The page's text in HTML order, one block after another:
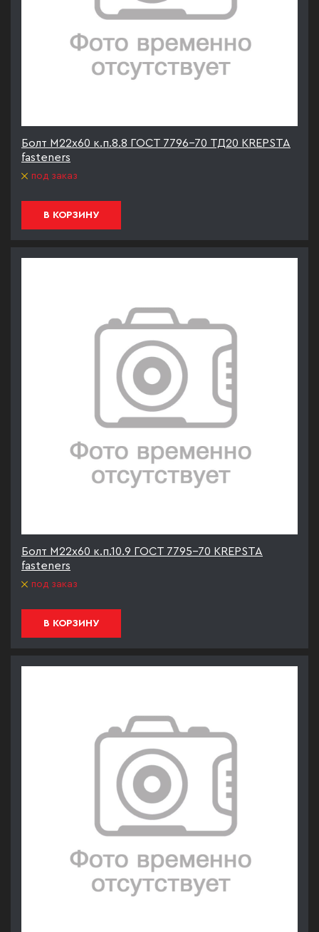
Болт М22х60 к.п.8.8 ГОСТ 7796-70 ТД20 KREPSTA
fasteners
под заказ
В КОРЗИНУ
Болт М22х60 к.п.10.9 ГОСТ 7795-70 KREPSTA
fasteners
под заказ
В КОРЗИНУ